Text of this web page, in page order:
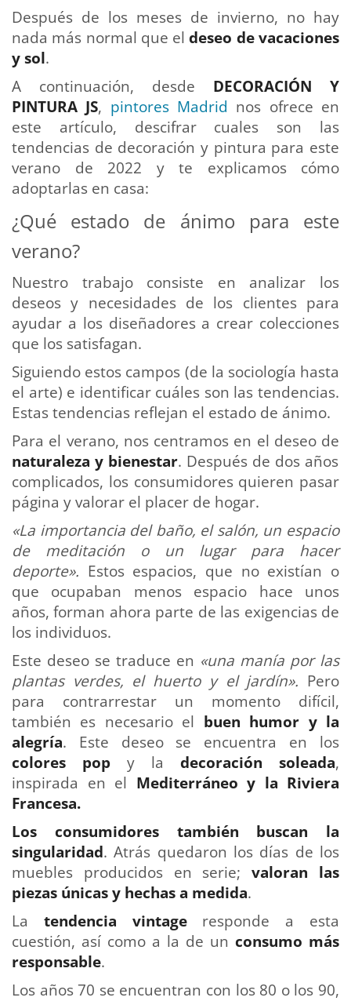
Después de los meses de invierno, no hay
nada más normal que eldeseo de vacaciones
y sol.
A continuación, desde DECORACIÓN Y
PINTURA JS, pintores Madrid nos ofrece en
este artículo, descifrar cuales son las
tendencias de decoración y pintura para este
verano de 2022 y te explicamos cómo
adoptarlas en casa:
¿Qué estado de ánimo para este
verano?
Nuestro trabajo consiste en analizar los
deseos y necesidades de los clientes para
ayudar a los diseñadores a crear colecciones
que los satisfagan.
Siguiendo estos campos (de la sociología hasta
el arte) e identificar cuáles son las tendencias.
Estas tendencias reflejan el estado de ánimo.
Para el verano, nos centramos en el deseo de
naturaleza y bienestar. Después de dos años
complicados, los consumidores quieren pasar
página y valorar el placer de hogar.
«La importancia del baño, el salón, un espacio
de meditación o un lugar para hacer
deporte». Estos espacios, que no existían o
que ocupaban menos espacio hace unos
años, forman ahora parte de las exigencias de
los individuos.
Este deseo se traduce en «una manía por las
plantas verdes, el huerto y el jardín». Pero
para contrarrestar un momento difícil,
también es necesario el buen humor y la
alegría. Este deseo se encuentra en los
colores pop y la decoración soleada,
inspirada en el Mediterráneo y la Riviera
Francesa.
Los consumidores también buscan la
singularidad. Atrás quedaron los días de los
muebles producidos en serie;valoran las
piezas únicas y hechas a medida.
La tendencia vintageresponde a esta
cuestión, así como a la de un consumo más
responsable.
Los años 70 se encuentran con los 80 o los 90,